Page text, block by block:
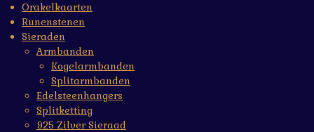
Orakelkaarten
Runenstenen
Sieraden
Armbanden
Kogelarmbanden
Splitarmbanden
Edelsteenhangers
Splitketting
925 Zilver Sieraad